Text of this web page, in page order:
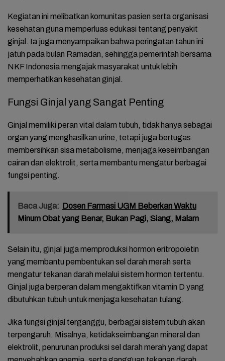
Kegiatan ini melibatkan komunitas pasien serta organisasi
kesehatan guna memperluas edukasi tentang penyakit
ginjal. Ia juga menyampaikan bahwa peringatan tahun ini
jatuh pada bulan Ramadan, sehingga pemerintah bersama
NKF Indonesia mengajak masyarakat untuk lebih
memperhatikan kesehatan ginjal.
Fungsi Ginjal yang Sangat Penting
Ginjal memiliki peran vital dalam tubuh, tidak hanya sebagai
organ yang menghasilkan urine, tetapi juga bertugas
membersihkan sisa metabolisme, menjaga keseimbangan
cairan dan elektrolit, serta membantu mengatur berbagai
fungsi penting.
Baca Juga: Dosen Farmasi UGM Beberkan Waktu
Minum Obat yang Benar, Bukan Pagi, Siang, Malam
Selain itu, ginjal juga memproduksi hormon eritropoietin
yang membantu pembentukan sel darah merah serta
mengatur tekanan darah melalui sistem hormon tertentu.
Ginjal juga berperan dalam mengaktifkan vitamin D yang
dibutuhkan tubuh untuk menjaga kesehatan tulang.
Jika fungsi ginjal terganggu, berbagai sistem tubuh akan
terpengaruh. Misalnya, ketidakseimbangan mineral dan
elektrolit, penurunan produksi sel darah merah yang dapat